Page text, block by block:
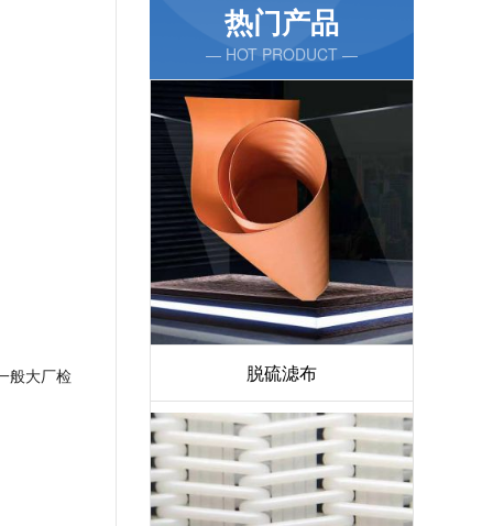
般大厂检
热门产品
— HOT PRODUCT —
脱硫滤布